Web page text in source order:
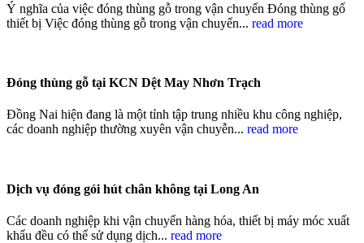
Ý nghĩa của việc đóng thùng gỗ trong vận chuyển Đóng thùng gố
thiết bị Việc đóng thùng gỗ trong vận chuyển... read more
Đóng thùng gỗ tại KCN Dệt May Nhơn Trạch
Đồng Nai hiện đang là một tỉnh tập trung nhiều khu công nghiệp,
các doanh nghiệp thường xuyên vận chuyễn... read more
Dịch vụ đóng gói hút chân không tại Long An
Các doanh nghiệp khi vận chuyển hàng hóa, thiết bị máy móc xuất
khẩu đều có thể sử dụng dịch... read more